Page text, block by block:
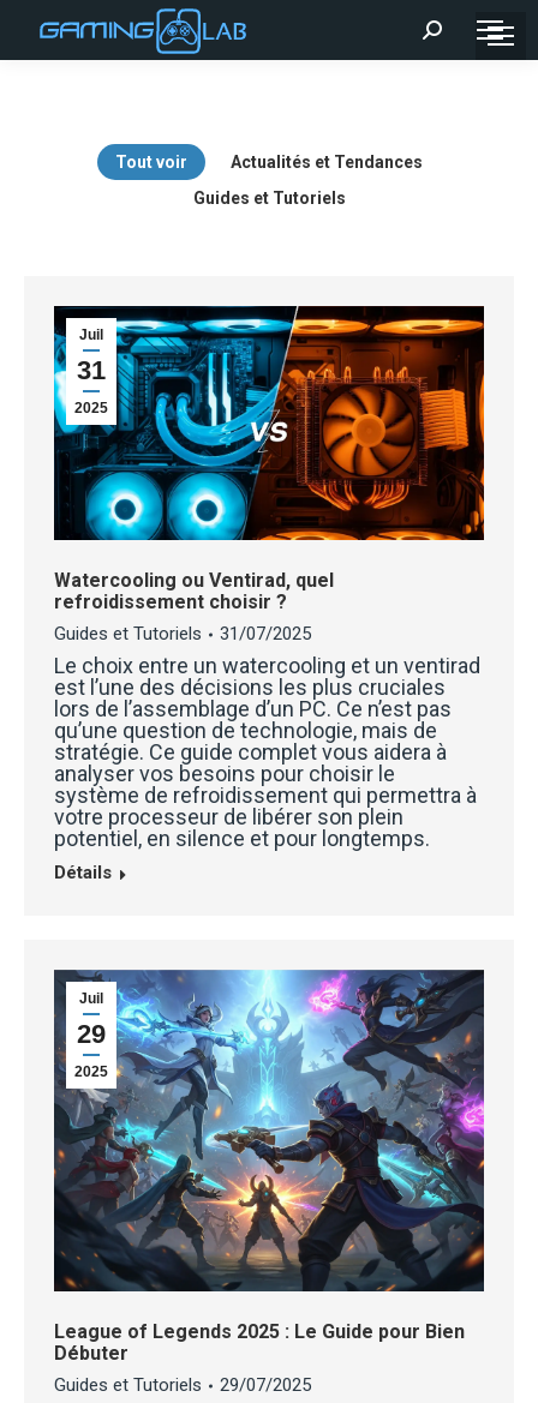
Recherche
Tout voir
Actualités et Tendances
Guides et Tutoriels
Juil
31
2025
Watercooling ou Ventirad, quel
refroidissement choisir ?
Guides et Tutoriels 31/07/2025
Le choix entre un watercooling et un ventirad
est l’une des décisions les plus cruciales
lors de l’assemblage d’un PC. Ce n’est pas
qu’une question de technologie, mais de
stratégie. Ce guide complet vous aidera à
analyser vos besoins pour choisir le
système de refroidissement qui permettra à
votre processeur de libérer son plein
potentiel, en silence et pour longtemps.
Détails
Juil
29
2025
League of Legends 2025 : Le Guide pour Bien
Débuter
Guides et Tutoriels 29/07/2025